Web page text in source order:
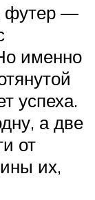
футер —
именно
успеха.
а две
от
их,